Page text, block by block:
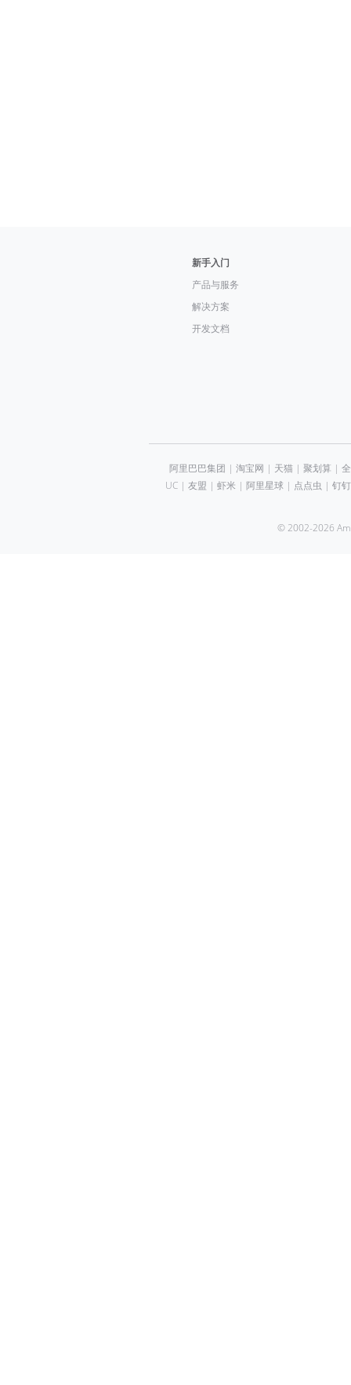
新手入门
产品与服务
解决方案
开发文档
阿里巴巴集团 | 淘宝网 | 天猫| 聚划算 |
UC| 友盟 | 虾米 | 阿里星球| 点点虫 | 钉钉
© 2002-2026